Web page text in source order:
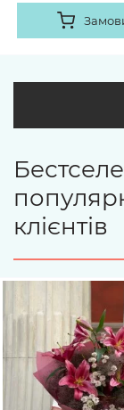
клієнтів